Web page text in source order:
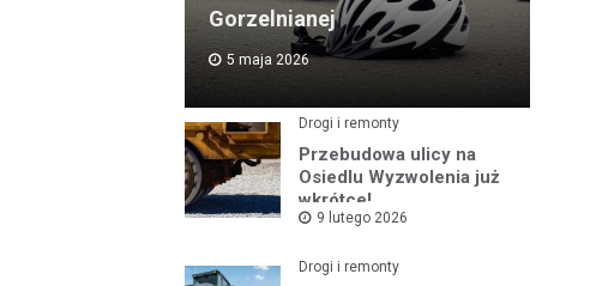
Gorzelnianej
5 maja 2026
Drogi i remonty
Przebudowa ulicy na
Osiedlu Wyzwolenia już
wkrótce!
9 lutego 2026
Drogi i remonty